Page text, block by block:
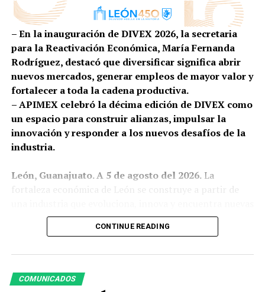
Con este tipo de apoyos e iniciativas, León avanza en la
construcción de un municipio más verde, sustentable,
limpio y amigable con el medio ambiente.
RELATED TOPICS: ALE GUTIÉRREZ APOYO
DESTACADO
LEÓN
LOCAL RED DE RECUPERADORES DE LEÓN SIAP
ZOOLEÓN SE CONSOLIDA COMO ESPACIO FAMILIAR Y
EDUCATIVO DURANTE EL PERIODO VACACIONAL
LEÓN IMPULSA POLÍTICAS PÚBLICAS PARA GARANTIZAR
– En la inauguración de DIVEX 2026, la secretaria
para la Reactivación Económica, María Fernanda
Rodríguez, destacó que diversificar significa abrir
nuevos mercados, generar empleos de mayor valor y
fortalecer a toda la cadena productiva.
– APIMEX celebró la décima edición de DIVEX como
un espacio para construir alianzas, impulsar la
innovación y responder a los nuevos desafíos de la
industria.
León, Guanajuato. A 5 de agosto del 2026.La
fortaleza económica de León se construye a partir de
oportunidades para crecer. Hoy, la diversificación se
consolida como una estrategia para fortalecer la
una economía global en constante transformación.
CONTINUE READING
COMUNICADOS